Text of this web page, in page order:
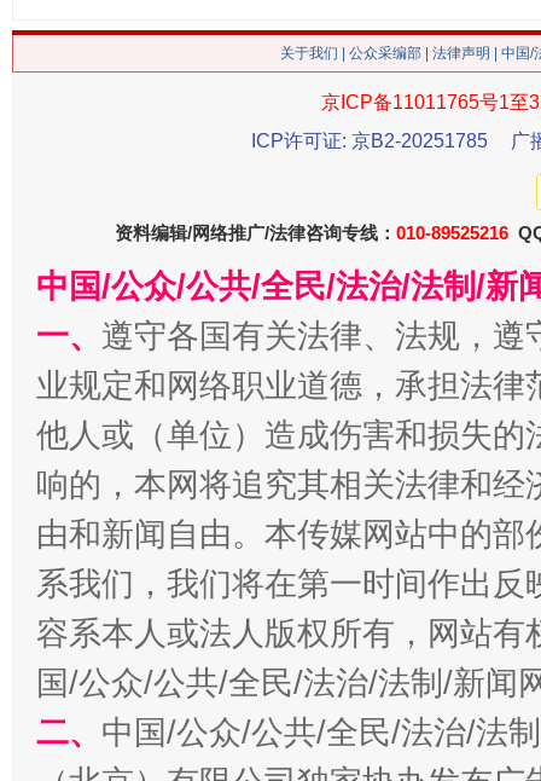
今
习近平的博鳌关键词
魏明亮
关于我们 公众采编部 法律声明 | 中国
京ICP备11011765号1至
ICP许可证: 京B2-20251785
广
资料编辑/网络推广/法律咨询专线： 010-89525216
中国/公众/公共/全民/法治/法制/新
一、 遵守各国有关法律、法规，
业规定和网络职业道德，承担法
他人或（单位）造成伤害和损失
响的，本网将追究其相关法律和
由和新闻自由。本传媒网站中的
系我们，我们将在第一时间作出
容系本人或法人版权所有，网站
国/公众/公共/全民/法治/法制/新闻
二、 中国/公众/公共/全民/法治/法